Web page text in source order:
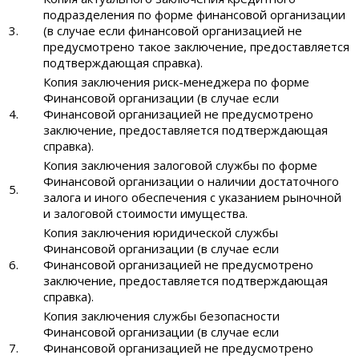
3.
подразделения по форме финансовой организации
(в случае если финансовой организацией не
предусмотрено такое заключение, предоставляется
подтверждающая справка).
4.
Копия заключения риск-менеджера по форме
Финансовой организации (в случае если
Финансовой организацией не предусмотрено
заключение, предоставляется подтверждающая
справка).
5.
Копия заключения залоговой службы по форме
Финансовой организации о наличии достаточного
залога и иного обеспечения с указанием рыночной
и залоговой стоимости имущества.
6.
Копия заключения юридической службы
Финансовой организации (в случае если
Финансовой организацией не предусмотрено
заключение, предоставляется подтверждающая
справка).
7.
Копия заключения службы безопасности
Финансовой организации (в случае если
Финансовой организацией не предусмотрено